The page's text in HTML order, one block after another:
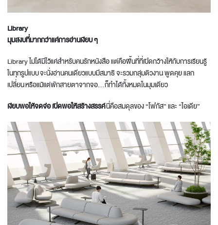
Library
มุมสงบที่มากกว่าแค่การอ่านเงียบ ๆ
Library ไม่ได้มีไว้แค่สำหรับคนรักหนังสือ แต่คือพื้นที่ที่เปิดกว้างให้กับการเรียนรู้
ในทุกรูปแบบ จะนั่งอ่านคนเดียวแบบมีสมาธิ จะรวมกลุ่มติวงาน พูดคุย แลก
เปลี่ยน หรือแม้แต่พักสายตาจากจอ…ก็ทำได้ทั้งหมดในมุมเดียว
เงียบพอให้จดจ่อเปิดพอให้สร้างสรรค์นี่คือสมดุลของ “โฟกัส” และ “ไอเดีย”